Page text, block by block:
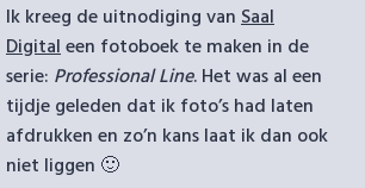
Ik kreeg de uitnodiging vanSaal
Digitaleen fotoboek te maken in de
serie: Professional Line. Het was al een
tijdje geleden dat ik foto’s had laten
afdrukken en zo’n kans laat ik dan ook
niet liggen 🙂